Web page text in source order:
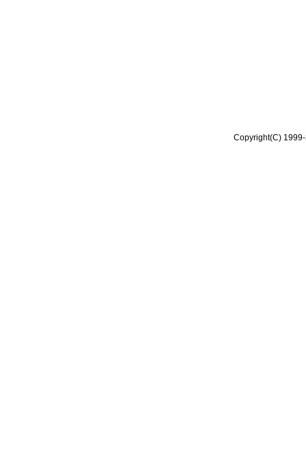
Copyright(C)